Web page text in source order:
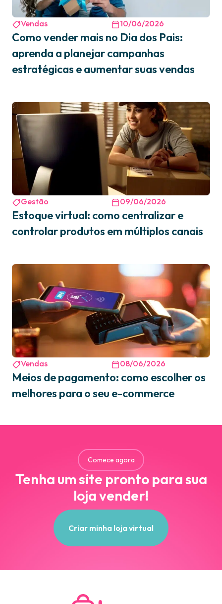
Vendas 10/06/2026
Como vender mais no Dia dos Pais:
aprenda a planejar campanhas
estratégicas e aumentar suas vendas
Gestão 09/06/2026
Estoque virtual: como centralizar e
controlar produtos em múltiplos canais
Vendas 08/06/2026
Meios de pagamento: como escolher os
melhores para o seu e-commerce
Comece agora
Tenha um site pronto para sua
loja vender!
Criar minha loja virtual